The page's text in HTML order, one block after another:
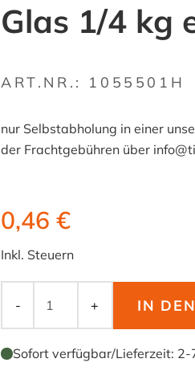
Glas 1/4 kg
ART.NR.: 1055501H
nur Selbstabholung in einer
der Frachtgebühren über
0,46 €
Inkl. Steuern
- + IN
Sofort verfügbar/Lieferzeit: 2-